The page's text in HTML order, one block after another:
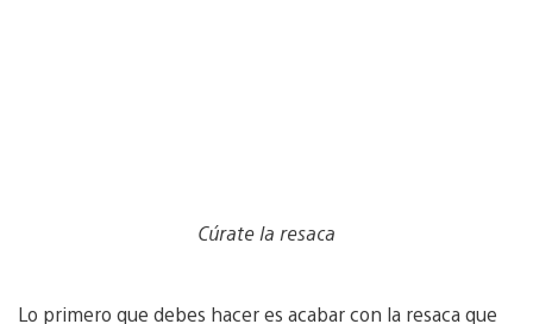
Cúrate la resaca
Lo primero que debes hacer es acabar con la resaca que